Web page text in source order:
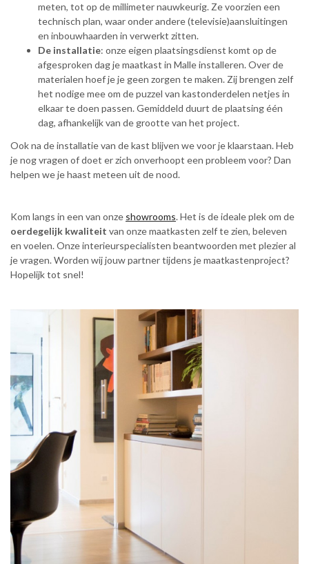
meten, tot op de millimeter nauwkeurig. Ze voorzien een
technisch plan, waar onder andere (televisie)aansluitingen
en inbouwhaarden in verwerkt zitten.
De installatie: onze eigen plaatsingsdienst komt op de
afgesproken dag je maatkast in Malle installeren. Over de
materialen hoef je je geen zorgen te maken. Zij brengen zelf
het nodige mee om de puzzel van kastonderdelen netjes in
elkaar te doen passen. Gemiddeld duurt de plaatsing één
dag, afhankelijk van de grootte van het project.
Ook na de installatie van de kast blijven we voor je klaarstaan. Heb
je nog vragen of doet er zich onverhoopt een probleem voor? Dan
helpen we je haast meteen uit de nood.
Kom langs in een van onze showrooms. Het is de ideale plek om de
oerdegelijk kwaliteit van onze maatkasten zelf te zien, beleven
en voelen. Onze interieurspecialisten beantwoorden met plezier al
je vragen. Worden wij jouw partner tijdens je maatkastenproject?
Hopelijk tot snel!